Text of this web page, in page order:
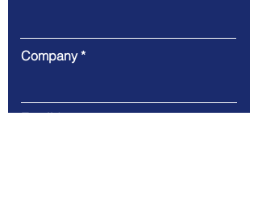
Company
Email